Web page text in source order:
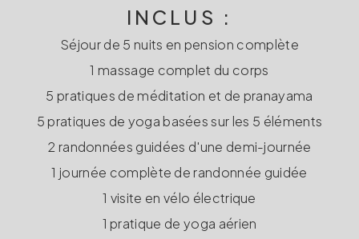
INCLUS :
Séjour de 5 nuits en pension complète
1 massage complet du corps
5 pratiques de méditation et de pranayama
5 pratiques de yoga basées sur les 5 éléments
2 randonnées guidées d'une demi-journée
1 journée complète de randonnée guidée
1 visite en vélo électrique
1 pratique de yoga aérien